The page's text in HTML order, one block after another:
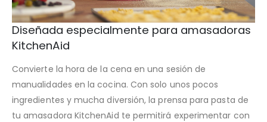
Diseñada especialmente para amasadoras
KitchenAid
Convierte la hora de la cena en una sesión de
manualidades en la cocina. Con solo unos pocos
ingredientes y mucha diversión, la prensa para pasta de
tu amasadora KitchenAid te permitirá experimentar con